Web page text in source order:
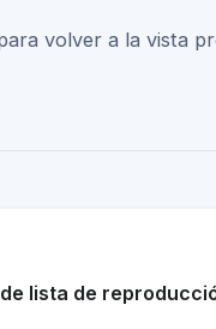
volver a la vista
de lista de